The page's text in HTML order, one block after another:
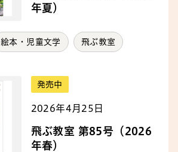
年夏）
絵本・児童文学 飛ぶ教室
発売中
2026年4月25日
飛ぶ教室 第85号（2026
年春）